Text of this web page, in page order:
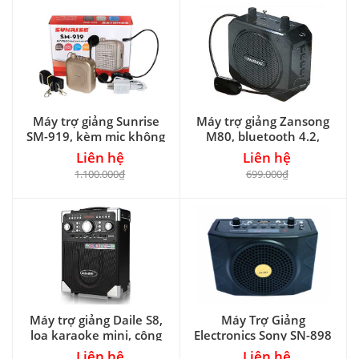
Máy trợ giảng Sunrise
SM-919, kèm mic không
dây, RMS 15W
Liên hệ
1.100.000₫
Máy trợ giảng Zansong
M80, bluetooth 4.2,
kèm mic không dây
Liên hệ
699.000₫
Máy trợ giảng Daile S8,
loa karaoke mini, công
suất max 150W
Máy Trợ Giảng
Electronics Sony SN-898
15W